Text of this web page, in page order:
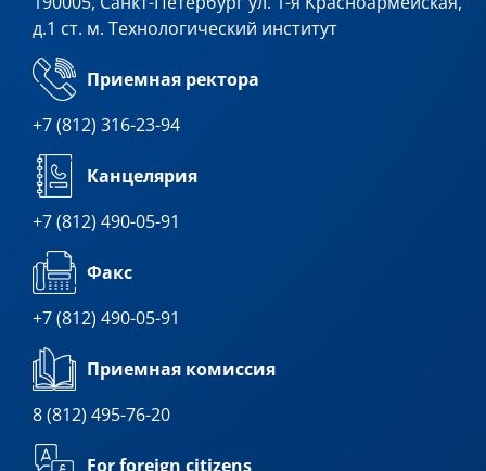
д.1 ст. м. Технологический институт
Приемная ректора
+7 (812) 316-23-94
Канцелярия
+7 (812) 490-05-91
Факс
+7 (812) 490-05-91
Приемная комиссия
8 (812) 495-76-20
For foreign citizens